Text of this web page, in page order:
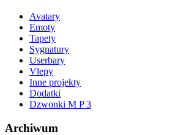
Avatary
Emoty
Tapety
Sygnatury
Userbary
Vlepy
Inne projekty
Dodatki
Dzwonki M P 3
Archiwum